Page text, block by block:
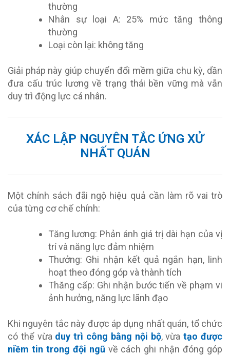
thường
Nhân sự loại A: 25% mức tăng thông
thường
Loại còn lại: không tăng
Giải pháp này giúp chuyển đổi mềm giữa chu kỳ, dần
đưa cấu trúc lương về trạng thái bền vững mà vẫn
duy trì động lực cá nhân.
XÁC LẬP NGUYÊN TẮC ỨNG XỬ
NHẤT QUÁN
Một chính sách đãi ngộ hiệu quả cần làm rõ vai trò
của từng cơ chế chính:
Tăng lương: Phản ánh giá trị dài hạn của vị
trí và năng lực đảm nhiệm
Thưởng: Ghi nhận kết quả ngắn hạn, linh
hoạt theo đóng góp và thành tích
Thăng cấp: Ghi nhận bước tiến về phạm vi
ảnh hưởng, năng lực lãnh đạo
Khi nguyên tắc này được áp dụng nhất quán, tổ chức
có thể vừa duy trì công bằng nội bộ, vừatạo được
niềm tin trong đội ngũvề cách ghi nhận đóng góp